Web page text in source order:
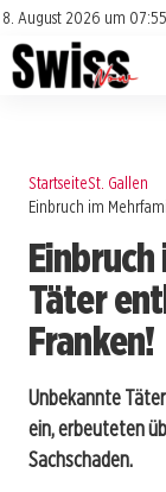
8. August 2026 um
Impressum
Datenschutz
Jobs
Events
StartseiteSt. Gallen
Einbruch im
Täter
Franken!
Unbekannte
ein, erbeuteten
Sachschaden.